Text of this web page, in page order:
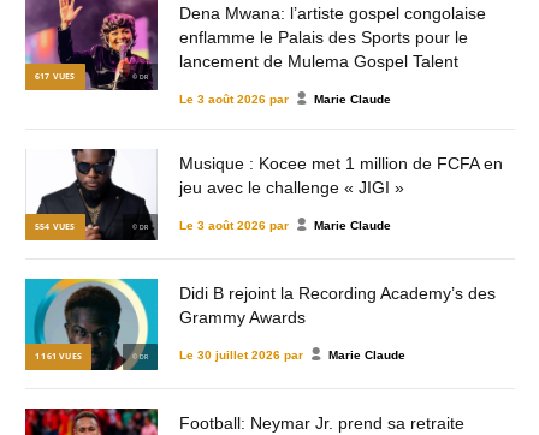
617 VUES © DR
Dena Mwana: l’artiste gospel congolaise
enflamme le Palais des Sports pour le
lancement de Mulema Gospel Talent
Le 3 août 2026 par Marie Claude
554 VUES © DR
Musique : Kocee met 1 million de FCFA en
jeu avec le challenge « JIGI »
Le 3 août 2026 par Marie Claude
1 161 VUES © DR
Didi B rejoint la Recording Academy’s des
Grammy Awards
Le 30 juillet 2026 par Marie Claude
Football: Neymar Jr. prend sa retraite